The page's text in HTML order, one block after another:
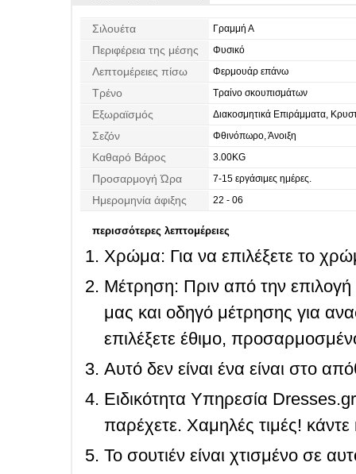
Σιλουέτα Γραμμή Α
Περιφέρεια της μέσης Φυσικό
Λεπτομέρειες πίσω Φερμουάρ επάνω
Τρένο Τραίνο σκουπισμάτων
Εξωραϊσμός Διακοσμητικά Επιράμματα,
Σεζόν Φθινόπωρο, Άνοιξη
Καθαρό Βάρος 3.00KG
Προσαρμογή Ώρα 7-15 εργάσιμες ημέρες.
Ημερομηνία άφιξης 22 - 06
περισσότερες λεπτομέρειες
Χρώμα: Για να επιλέξετε το
Μέτρηση: Πριν από την
μας και οδηγό μέτρησης για
επιλέξετε έθιμο,
Αυτό δεν είναι ένα είναι στο
Ειδικότητα Υπηρεσία
παρέχετε. Χαμηλές τιμές! κάντε
Το σουτιέν είναι χτισμένο σε